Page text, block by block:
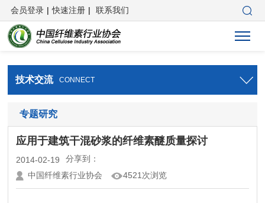
会员登录 | 快速注册 | 联系我们
技术交流 CONNECT
专题研究
应用于建筑干混砂浆的纤维素醚质量探讨
2014-02-19
分享到：
中国纤维素行业协会
4521次浏览